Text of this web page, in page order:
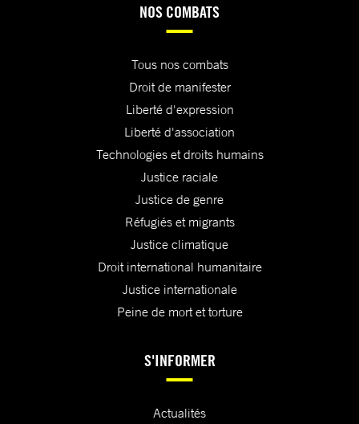
NOS COMBATS
Tous nos combats
Droit de manifester
Liberté d'expression
Liberté d'association
Technologies et droits humains
Justice raciale
Justice de genre
Réfugiés et migrants
Justice climatique
Droit international humanitaire
Justice internationale
Peine de mort et torture
S'INFORMER
Actualités